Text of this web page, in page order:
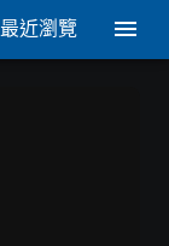
最近瀏覽